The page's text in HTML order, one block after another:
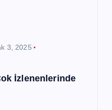
3, 2025
İzlenenlerinde